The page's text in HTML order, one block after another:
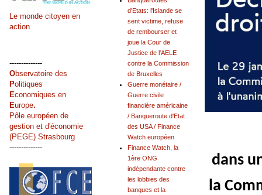
dans
la
d'Etats: l'Islande se
sent victime, refuse
de rembourser et
joue la Cour de
Justice de l'AELE
contre la Commission
de Bruxelles
Guerre monétaire /
Guerre civile
financière américaine
/ Banqueroute d'Etat
des USA / Finance
Watch européen
Finance Watch, la
1ère ONG
indépendante contre
les lobbies des
banques et la
Le monde citoyen en
action
--------------
Observatoire des
Politiques
Economiques en
Europe.
Pôle européen de
gestion et d'économie
(PEGE) Strasbourg
--------------